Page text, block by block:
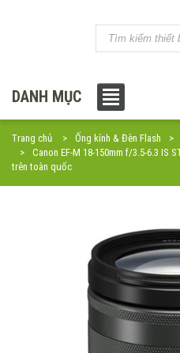
DANH MỤC
Trang chủ Ống kính & Đèn Flash
Canon EF-M 18-150mm f/3.5-6.3 IS
trên toàn quốc